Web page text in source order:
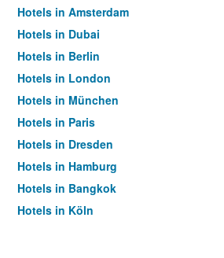
Hotels in Amsterdam
Hotels in Dubai
Hotels in Berlin
Hotels in London
Hotels in München
Hotels in Paris
Hotels in Dresden
Hotels in Hamburg
Hotels in Bangkok
Hotels in Köln